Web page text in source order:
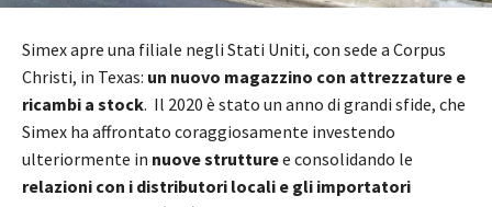
Simex apre una filiale negli Stati Uniti, con sede a Corpus
Christi, in Texas: un nuovo magazzino con attrezzature e
ricambi a stock. Il 2020 è stato un anno di grandi sfide, che
Simex ha affrontato coraggiosamente investendo
ulteriormente in nuove strutturee consolidando le
relazioni con i distributori locali e gli importatori